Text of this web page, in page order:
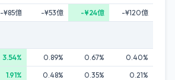
-¥85億 -¥53億 -¥24億 -¥120億
3.54% 0.89% 0.67%
0.40%
1.91% 0.48% 0.35% 0.21%